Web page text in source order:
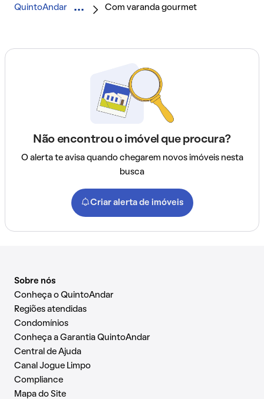
QuintoAndar Com varanda gourmet
Não encontrou o imóvel que procura?
O alerta te avisa quando chegarem novos imóveis nesta
busca
Criar alerta de imóveis
Sobre nós
Conheça o QuintoAndar
Regiões atendidas
Condomínios
Conheça a Garantia QuintoAndar
Central de Ajuda
Canal Jogue Limpo
Compliance
Mapa do Site